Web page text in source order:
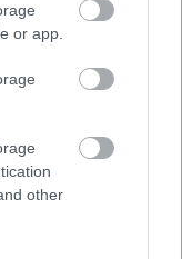
or app.
other
SZIRMAI